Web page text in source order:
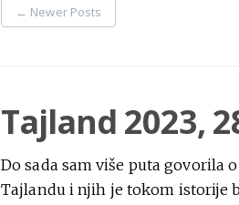
← Newer Posts
Tajland 2023,
Do sada sam više puta govorila
Tajlandu i njih je tokom istorije